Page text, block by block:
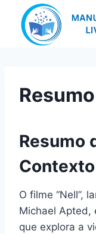
Resumo
O filme “Nell”,
Michael Apted,
que explora a